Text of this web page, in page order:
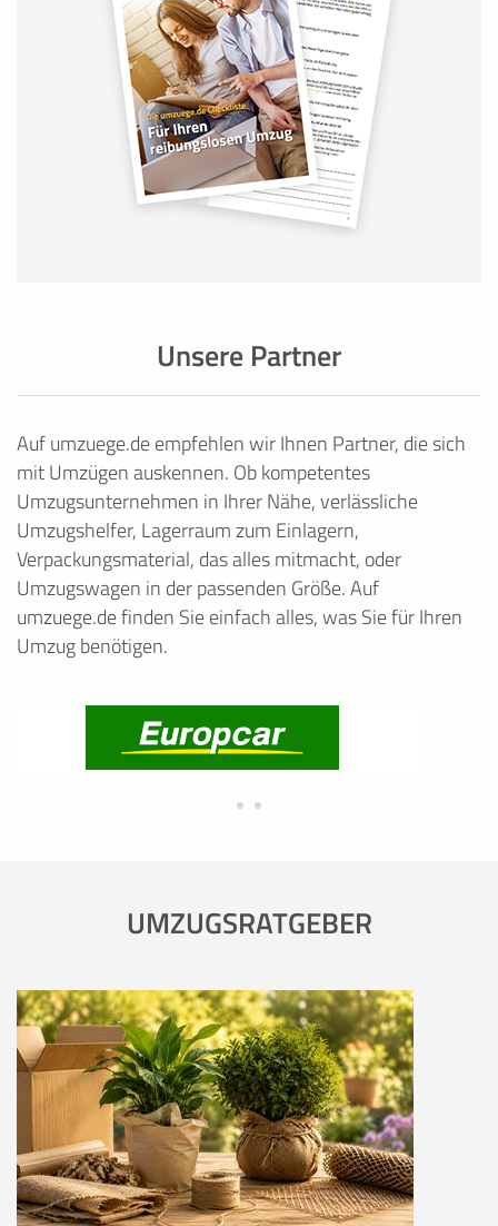
Unsere Partner
Auf umzuege.de empfehlen wir Ihnen Partner, die sich
mit Umzügen auskennen. Ob kompetentes
Umzugsunternehmen in Ihrer Nähe, verlässliche
Umzugshelfer, Lagerraum zum Einlagern,
Verpackungsmaterial, das alles mitmacht, oder
Umzugswagen in der passenden Größe. Auf
umzuege.de finden Sie einfach alles, was Sie für Ihren
Umzug benötigen.
UMZUGSRATGEBER